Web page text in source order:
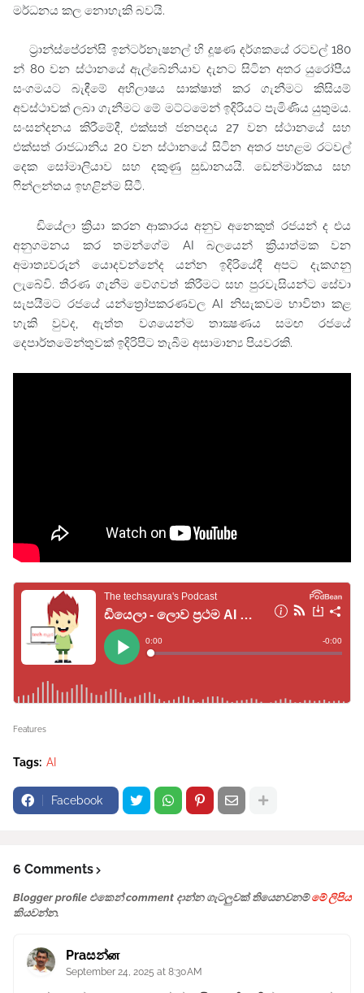
මර්ධනය කල නොහැකි බවයි.
ට්‍රාන්ස්පේරන්සි ඉන්ටර්නැෂනල් හි දූෂණ දර්ශකයේ රටවල් 180
න් 80 වන ස්ථානයේ ඇල්බේනියාව දැනට සිටින අතර යුරෝපීය
සංගමයට බැඳීමේ අභිලාෂය සාක්ෂාත් කර ගැනීමට කිසියම්
අවස්ථාවක් ලබා ගැනීමට මේ මට්ටමෙන් ඉදිරියට පැමිණිය යුතුමය.
සංසන්දනය කිරීමේදී, එක්සත් ජනපදය 27 වන ස්ථානයේ සහ
එක්සත් රාජධානිය 20 වන ස්ථානයේ සිටින අතර පහළම රටවල්
දෙක සෝමාලියාව සහ දකුණු සුඩානයයි. ඩෙන්මාර්කය සහ
ෆින්ලන්තය ඉහළින්ම සිටී.
ඩියේලා ක්‍රියා කරන ආකාරය අනුව අනෙකුත් රජයන් ද එය
අනුගමනය කර තමන්ගේම AI බලයෙන් ක්‍රියාත්මක වන
අමාත්‍යවරුන් යොදවන්නේද යන්න ඉදිරියේදී අපට දැකගනු
ලැබේවි. තීරණ ගැනීම වේගවත් කිරීමට සහ පුරවැසියන්ට සේවා
සැපයීමට රජයේ යන්ත්‍රෝපකරණවල AI නිසැකවම භාවිතා කළ
හැකි වුවද, ඇත්ත වශයෙන්ම තාක්‍ෂණය සමඟ රජයේ
දෙපාර්තමේන්තුවක් ඉදිරිපිට තැබීම අසාමාන්‍ය පියවරකි.
Features
Tags: AI
Facebook
6 Comments
Blogger profile එකෙන් comment දාන්න ගැටලුවක් තියෙනවනම්මේ ලිපිය
කියවන්න.
Praසන්ன
September 24, 2025 at 8:30 AM